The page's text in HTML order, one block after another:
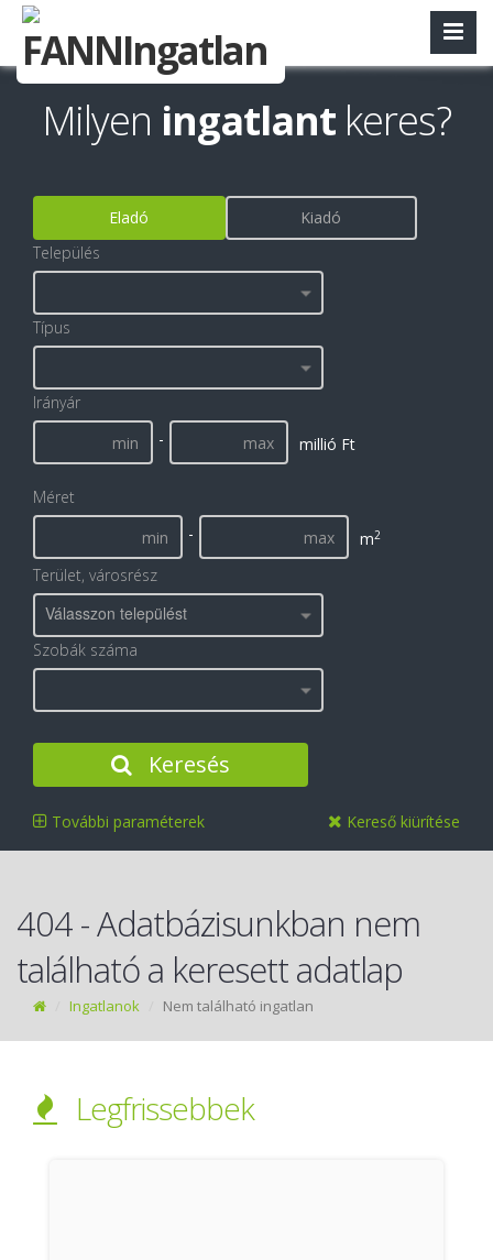
Milyen ingatlant keres?
Eladó
Kiadó
Település
Típus
Irányár
-
millió Ft
Méret
-
m2
Terület, városrész
Válasszon települést
Szobák száma
Keresés
További paraméterek Kereső kiürítése
404 - Adatbázisunkban nem
található a keresett adatlap
Ingatlanok Nem található ingatlan
Legfrissebbek